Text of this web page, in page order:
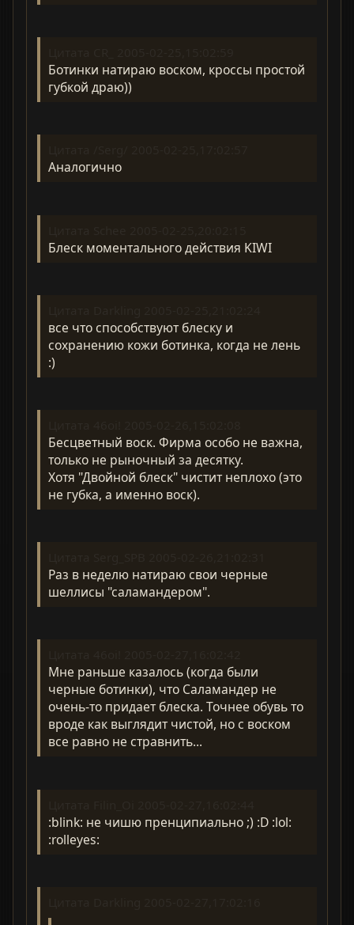
Ботинки натираю воском, кроссы простой
губкой драю))
Аналогично
Блеск моментального действия KIWI
все что способствуют блеску и
сохранению кожи ботинка, когда не лень
:)
Бесцветный воск. Фирма особо не важна,
только не рыночный за десятку.
Хотя "Двойной блеск" чистит неплохо (это
не губка, а именно воск).
Раз в неделю натираю свои черные
шеллисы "саламандером".
Мне раньше казалось (когда были
черные ботинки), что Саламандер не
очень-то придает блеска. Точнее обувь то
вроде как выглядит чистой, но с воском
все равно не стравнить...
:blink: не чишю пренципиально ;) :D :lol:
:rolleyes: